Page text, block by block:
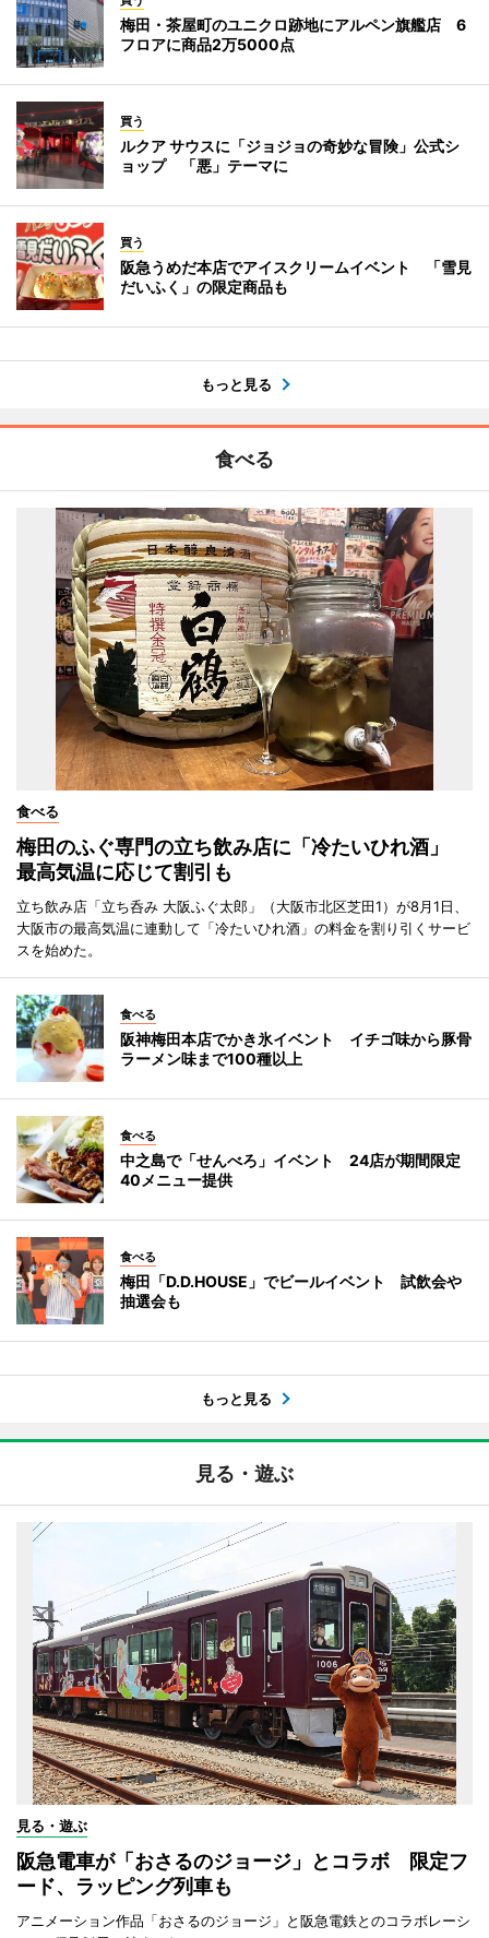
梅田・茶屋町のユニクロ跡地にアルペン旗艦店 6
フロアに商品2万5000点
買う
ルクア サウスに「ジョジョの奇妙な冒険」公式シ
ョップ 「悪」テーマに
買う
阪急うめだ本店でアイスクリームイベント 「雪見
だいふく」の限定商品も
もっと見る
食べる
食べる
梅田のふぐ専門の立ち飲み店に「冷たいひれ酒」
最高気温に応じて割引も
立ち飲み店「立ち呑み 大阪ふぐ太郎」（大阪市北区芝田1）が8月1日、
大阪市の最高気温に連動して「冷たいひれ酒」の料金を割り引くサービ
スを始めた。
食べる
阪神梅田本店でかき氷イベント イチゴ味から豚骨
ラーメン味まで100種以上
食べる
中之島で「せんべろ」イベント 24店が期間限定
40メニュー提供
食べる
梅田「D.D.HOUSE」でビールイベント 試飲会や
抽選会も
もっと見る
見る・遊ぶ
見る・遊ぶ
阪急電車が「おさるのジョージ」とコラボ 限定フ
ード、ラッピング列車も
アニメーション作品「おさるのジョージ」と阪急電鉄とのコラボレーシ